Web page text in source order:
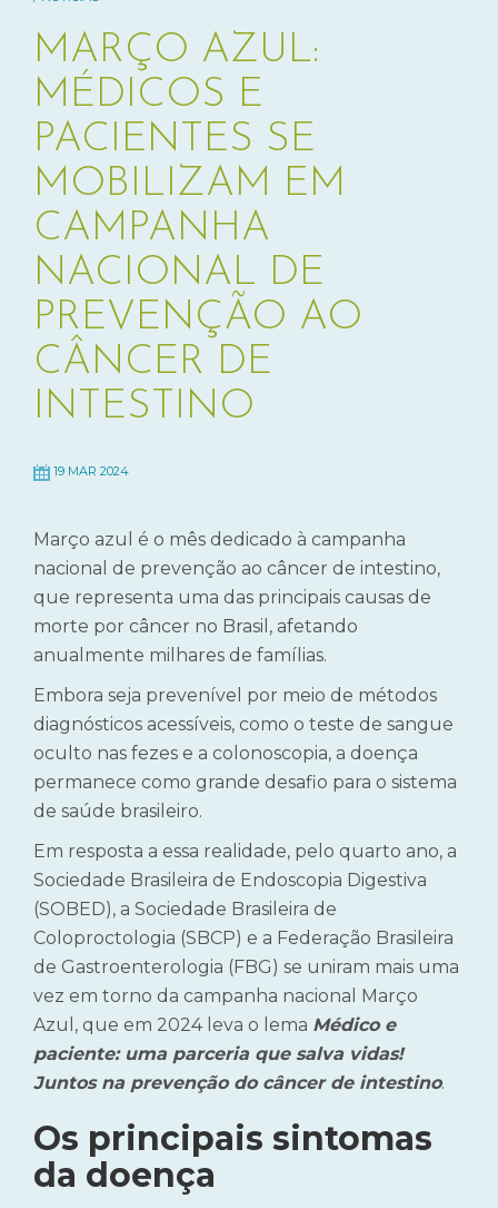
MARÇO AZUL:
MÉDICOS E
PACIENTES SE
MOBILIZAM EM
CAMPANHA
NACIONAL DE
PREVENÇÃO AO
CÂNCER DE
INTESTINO
19 MAR 2024
Março azul é o mês dedicado à campanha
nacional de prevenção ao câncer de intestino,
que representa uma das principais causas de
morte por câncer no Brasil, afetando
anualmente milhares de famílias.
Embora seja prevenível por meio de métodos
diagnósticos acessíveis, como o teste de sangue
oculto nas fezes e a colonoscopia, a doença
permanece como grande desafio para o sistema
de saúde brasileiro.
Em resposta a essa realidade, pelo quarto ano, a
Sociedade Brasileira de Endoscopia Digestiva
(SOBED), a Sociedade Brasileira de
Coloproctologia (SBCP) e a Federação Brasileira
de Gastroenterologia (FBG) se uniram mais uma
vez em torno da campanha nacional Março
Azul, que em 2024 leva o lema Médico e
paciente: uma parceria que salva vidas!
Juntos na prevenção do câncer de intestino.
Os principais sintomas
da doença